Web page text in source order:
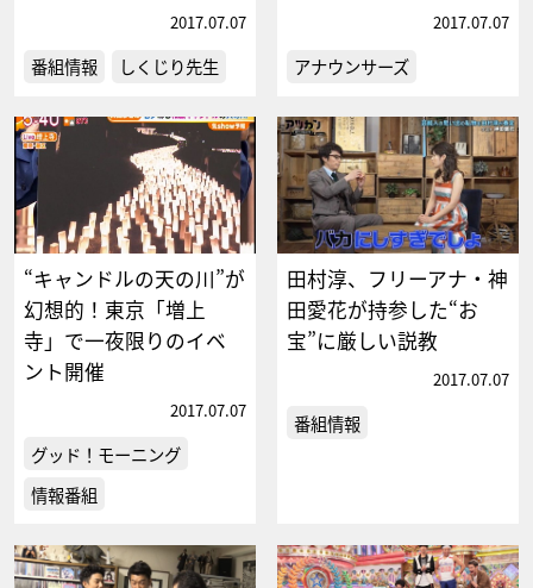
2017.07.07
番組情報 しくじり先生
2017.07.07
アナウンサーズ
“キャンドルの天の川”が
幻想的！東京「増上
寺」で一夜限りのイベ
ント開催
2017.07.07
グッド！モーニング
情報番組
田村淳、フリーアナ・神
田愛花が持参した“お
宝”に厳しい説教
2017.07.07
番組情報